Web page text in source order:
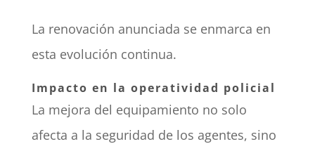
La renovación anunciada se enmarca en
esta evolución continua.
Impacto en la operatividad policial
La mejora del equipamiento no solo
afecta a la seguridad de los agentes, sino